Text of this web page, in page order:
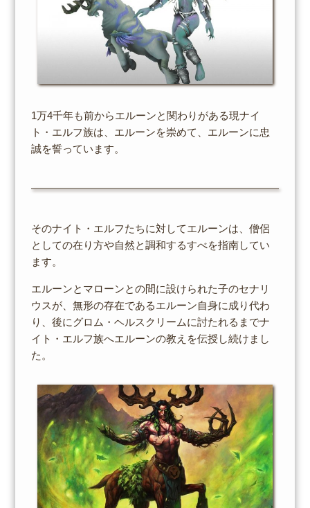
1万4千年も前からエルーンと関わりがある現ナイ
ト・エルフ族は、エルーンを崇めて、エルーンに忠
誠を誓っています。
そのナイト・エルフたちに対してエルーンは、僧侶
としての在り方や自然と調和するすべを指南してい
ます。
エルーンとマローンとの間に設けられた子のセナリ
ウスが、無形の存在であるエルーン自身に成り代わ
り、後にグロム・ヘルスクリームに討たれるまでナ
イト・エルフ族へエルーンの教えを伝授し続けまし
た。